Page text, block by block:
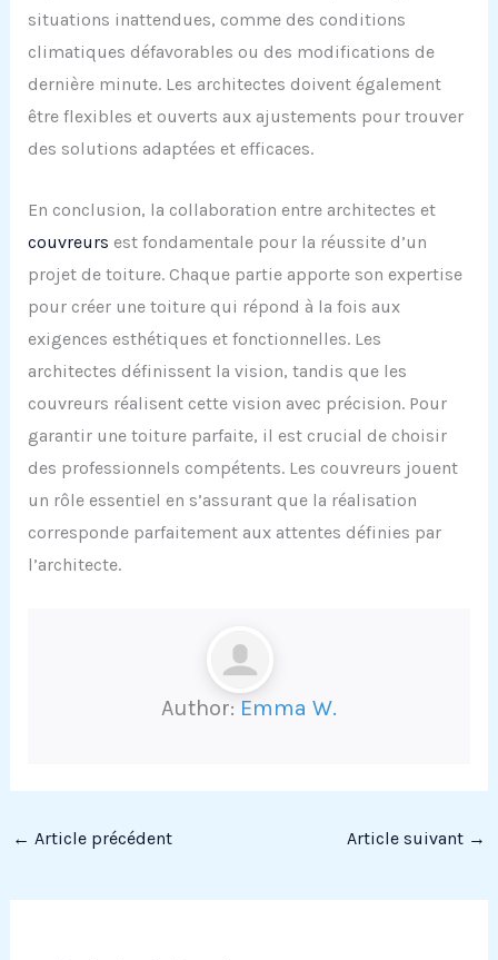
situations inattendues, comme des conditions
climatiques défavorables ou des modifications de
dernière minute. Les architectes doivent également
être flexibles et ouverts aux ajustements pour trouver
des solutions adaptées et efficaces.
En conclusion, la collaboration entre architectes et
couvreurs est fondamentale pour la réussite d’un
projet de toiture. Chaque partie apporte son expertise
pour créer une toiture qui répond à la fois aux
exigences esthétiques et fonctionnelles. Les
architectes définissent la vision, tandis que les
couvreurs réalisent cette vision avec précision. Pour
garantir une toiture parfaite, il est crucial de choisir
des professionnels compétents. Les couvreurs jouent
un rôle essentiel en s’assurant que la réalisation
corresponde parfaitement aux attentes définies par
l’architecte.
Author: Emma W.
← Article précédent Article suivant →